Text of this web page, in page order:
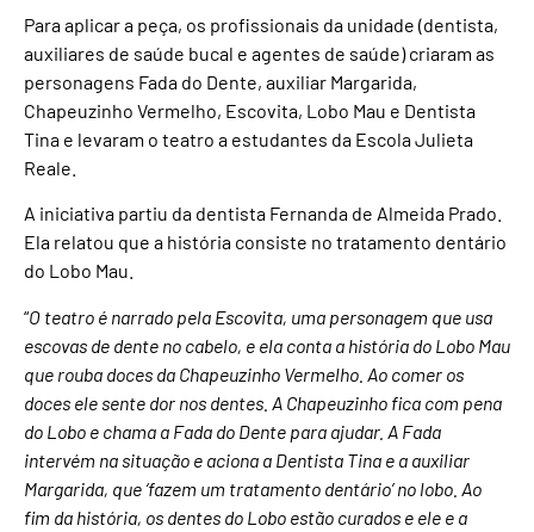
Para aplicar a peça, os profissionais da unidade (dentista,
auxiliares de saúde bucal e agentes de saúde) criaram as
personagens Fada do Dente, auxiliar Margarida,
Chapeuzinho Vermelho, Escovita, Lobo Mau e Dentista
Tina e levaram o teatro a estudantes da Escola Julieta
Reale.
A iniciativa partiu da dentista Fernanda de Almeida Prado.
Ela relatou que a história consiste no tratamento dentário
do Lobo Mau.
“O teatro é narrado pela Escovita, uma personagem que usa
escovas de dente no cabelo, e ela conta a história do Lobo Mau
que rouba doces da Chapeuzinho Vermelho. Ao comer os
doces ele sente dor nos dentes. A Chapeuzinho fica com pena
do Lobo e chama a Fada do Dente para ajudar. A Fada
intervém na situação e aciona a Dentista Tina e a auxiliar
Margarida, que ‘fazem um tratamento dentário’ no lobo. Ao
fim da história, os dentes do Lobo estão curados e ele e a